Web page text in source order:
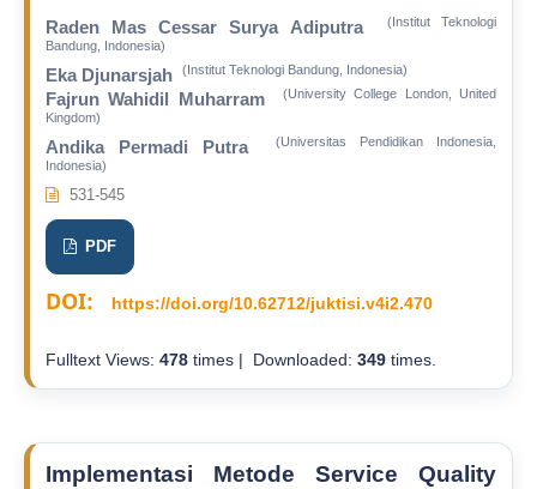
Raden Mas Cessar Surya Adiputra
(Institut Teknologi
Bandung, Indonesia)
Eka Djunarsjah (Institut Teknologi Bandung, Indonesia)
Fajrun Wahidil Muharram
(University College London, United
Kingdom)
Andika Permadi Putra
(Universitas Pendidikan Indonesia,
Indonesia)
531-545
PDF
DOI: https://doi.org/10.62712/juktisi.v4i2.470
Fulltext Views: 478times | Downloaded: 349times.
Implementasi Metode Service Quality